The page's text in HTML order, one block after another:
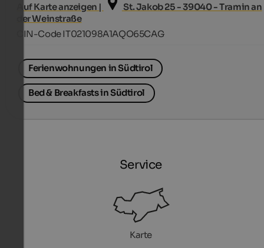
Auf Karte anzeigen |
St. Jakob 25 - 39040 - Tramin an
der Weinstraße
CIN-Code IT021098A1AQO65CAG
Ferienwohnungen in Südtirol
Bed & Breakfasts in Südtirol
Service
Karte